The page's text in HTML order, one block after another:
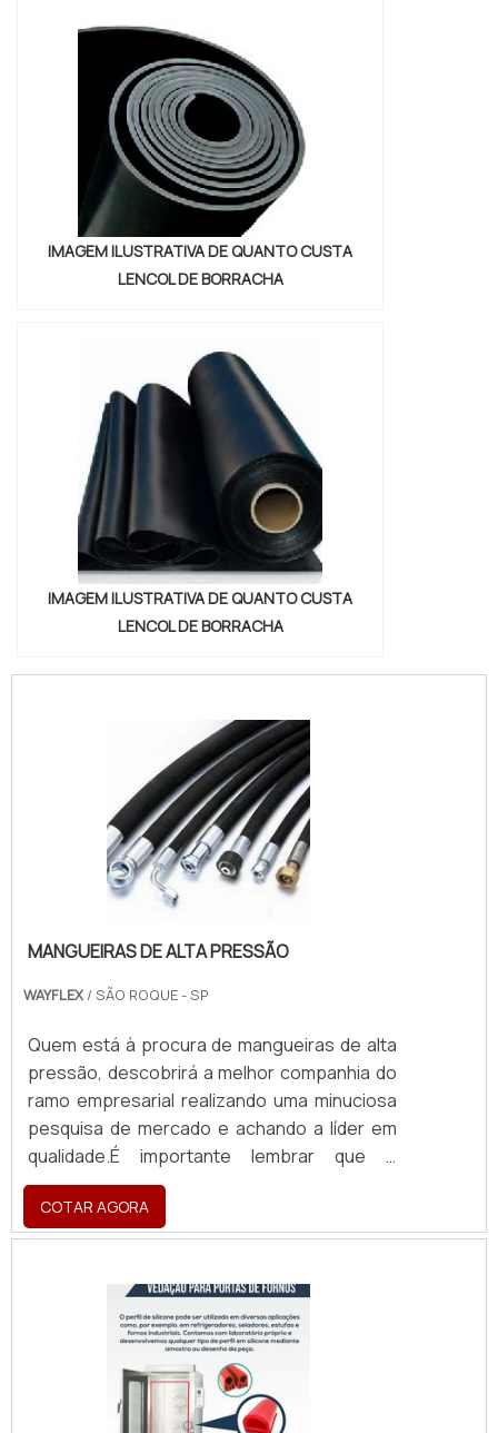
cores sólidas e duráveis, que não
IMAGEM ILUSTRATIVA DE QUANTO CUSTA
LENCOL DE BORRACHA
IMAGEM ILUSTRATIVA DE QUANTO CUSTA
LENCOL DE BORRACHA
MANGUEIRAS DE ALTA PRESSÃO
WAYFLEX / SÃO ROQUE - SP
Quem está à procura de mangueiras de alta
pressão, descobrirá a melhor companhia do
ramo empresarial realizando uma minuciosa
pesquisa de mercado e achando a líder em
qualidade.É importante lembrar que o
produto deve ser adquirido com empresas
especializadas. Esse tipo de cuidado ajuda a
garantir a qualidade e durabilidade dos
substituições frequentes de produtos que
não cumprem com suas funções
adequadamente. Assim, é possível poupar
gastos desnecessários.DIFERENCIAIS
IMPORTANTES DAS MANGUEIRAS DE ALTA
COTAR AGORA